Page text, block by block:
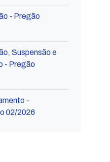
- Pregão
Suspensão e
- Pregão
-
02/2026